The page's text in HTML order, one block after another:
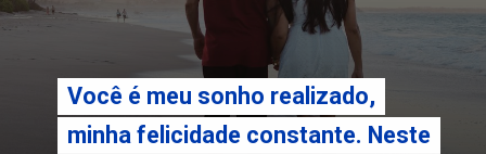
Você é meu sonho realizado,
minha felicidade constante. Neste
Você é meu sonho realizado,
minha felicidade constante. Neste